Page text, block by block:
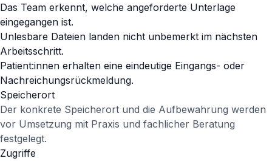
Das Team erkennt, welche angeforderte Unterlage
eingegangen ist.
Unlesbare Dateien landen nicht unbemerkt im nächsten
Arbeitsschritt.
Patient:innen erhalten eine eindeutige Eingangs- oder
Nachreichungsrückmeldung.
Speicherort
Der konkrete Speicherort und die Aufbewahrung werden
vor Umsetzung mit Praxis und fachlicher Beratung
festgelegt.
Zugriffe